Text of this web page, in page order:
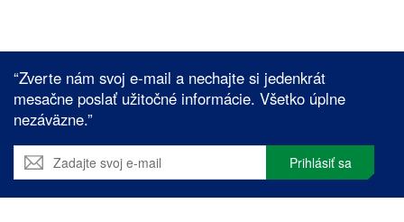
“Zverte nám svoj e-mail a nechajte si jedenkrát
mesačne poslať užitočné informácie. Všetko úplne
nezáväzne.”
Prihlásiť sa